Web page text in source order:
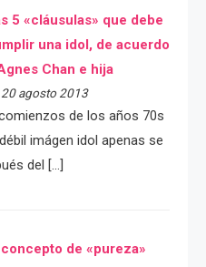
5 «cláusulas» que debe
una idol, de acuerdo
Chan e hija
20 agosto 2013
de los años 70s
imágen idol apenas se
del […]
concepto de «pureza»